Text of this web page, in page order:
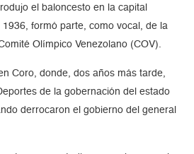
el baloncesto en la capital
formó parte, como vocal, de la
Olímpico Venezolano (COV).
Coro, donde, dos años más tarde,
de la gobernación del estado
derrocaron el gobierno del general